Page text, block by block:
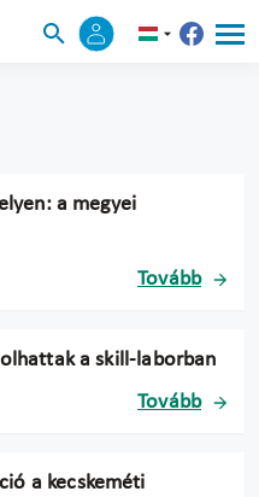
a megyei
Tovább
a skill-laborban
Tovább
a kecskeméti